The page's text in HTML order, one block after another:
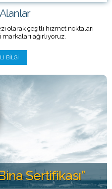
olarak çeşitli hizmet noktaları
ağırlıyoruz.
BILGI
Sertifikası”